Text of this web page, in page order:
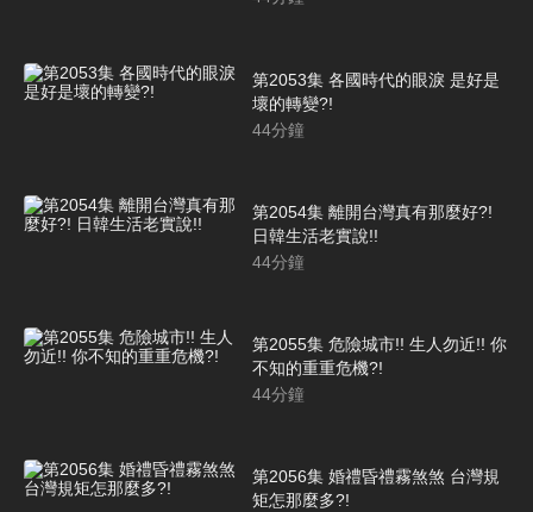
第2053集 各國時代的眼淚 是好是
壞的轉變?!
44分鐘
第2054集 離開台灣真有那麼好?!
日韓生活老實說!!
44分鐘
第2055集 危險城市!! 生人勿近!! 你
不知的重重危機?!
44分鐘
第2056集 婚禮昏禮霧煞煞 台灣規
矩怎那麼多?!